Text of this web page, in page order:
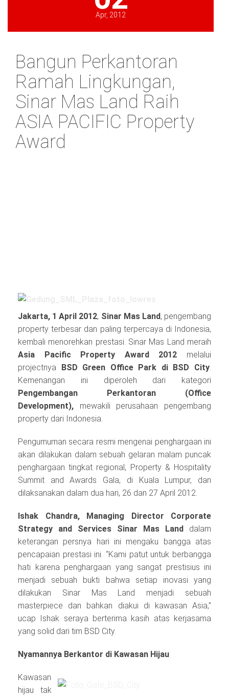
Apr, 2012
Bangun Perkantoran
Ramah Lingkungan,
Sinar Mas Land Raih
ASIA PACIFIC Property
Award
Jakarta, 1 April 2012, Sinar Mas Land, pengembang
property terbesar dan paling terpercaya di Indonesia,
kembali menorehkan prestasi. Sinar Mas Land meraih
Asia Pacific Property Award 2012 melalui
projectnya
BSD Green Office Park di BSD City.
Kemenangan ini diperoleh dari kategori
Pengembangan Perkantoran (Office
Development), mewakili perusahaan pengembang
property dari Indonesia.
Pengumuman secara resmi mengenai penghargaan ini
akan dilakukan dalam sebuah gelaran malam puncak
penghargaan tingkat regional, Property & Hospitality
Summit and Awards Gala, di Kuala Lumpur, dan
dilaksanakan dalam dua hari, 26 dan 27 April 2012.
Ishak Chandra, Managing Director Corporate
Strategy and Services Sinar Mas Land dalam
keterangan persnya hari ini mengaku bangga atas
pencapaian prestasi ini. “Kami patut untuk berbangga
hati karena penghargaan yang sangat prestisius ini
menjadi sebuah bukti bahwa setiap inovasi yang
dilakukan Sinar Mas Land menjadi sebuah
masterpiece dan bahkan diakui di kawasan Asia,”
ucap Ishak seraya berterima kasih atas kerjasama
yang solid dari tim BSD City.
Nyamannya Berkantor di Kawasan Hijau
Kawasan
hijau tak